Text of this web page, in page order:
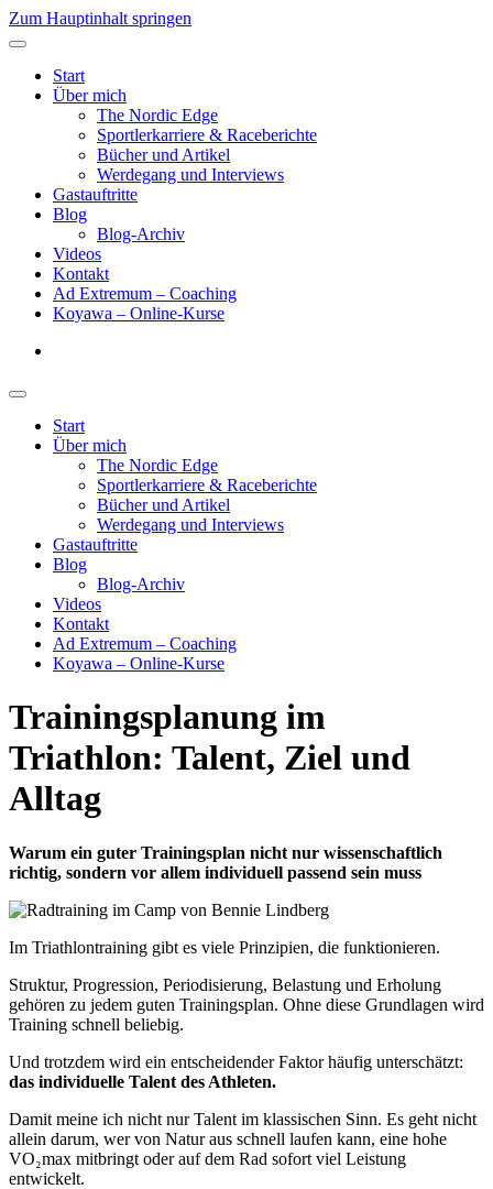
Zum Hauptinhalt springen
Start
Über mich
The Nordic Edge
Sportlerkarriere & Raceberichte
Bücher und Artikel
Werdegang und Interviews
Gastauftritte
Blog
Blog-Archiv
Videos
Kontakt
Ad Extremum – Coaching
Koyawa – Online-Kurse
Start
Über mich
The Nordic Edge
Sportlerkarriere & Raceberichte
Bücher und Artikel
Werdegang und Interviews
Gastauftritte
Blog
Blog-Archiv
Videos
Kontakt
Ad Extremum – Coaching
Koyawa – Online-Kurse
Trainingsplanung im
Triathlon: Talent, Ziel und
Alltag
Warum ein guter Trainingsplan nicht nur wissenschaftlich
richtig, sondern vor allem individuell passend sein muss
Im Triathlontraining gibt es viele Prinzipien, die funktionieren.
Struktur, Progression, Periodisierung, Belastung und Erholung
gehören zu jedem guten Trainingsplan. Ohne diese Grundlagen wird
Training schnell beliebig.
Und trotzdem wird ein entscheidender Faktor häufig unterschätzt:
das individuelle Talent des Athleten.
Damit meine ich nicht nur Talent im klassischen Sinn. Es geht nicht
allein darum, wer von Natur aus schnell laufen kann, eine hohe
VO₂max mitbringt oder auf dem Rad sofort viel Leistung
entwickelt.